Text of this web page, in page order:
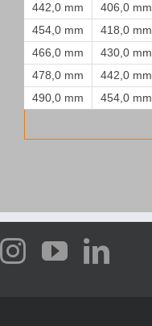
442,0 mm
406,0 mm
454,0 mm
418,0 mm
466,0 mm
430,0 mm
478,0 mm
442,0 mm
490,0 mm
454,0 mm